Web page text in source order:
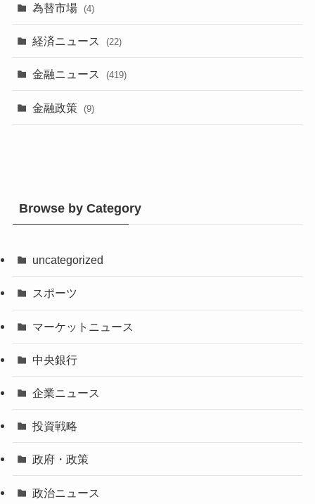
為替市場 (4)
経済ニュース (22)
金融ニュース (419)
金融政策 (9)
Browse by Category
uncategorized
スポーツ
マーケットニュース
中央銀行
企業ニュース
投資戦略
政府・政策
政治ニュース